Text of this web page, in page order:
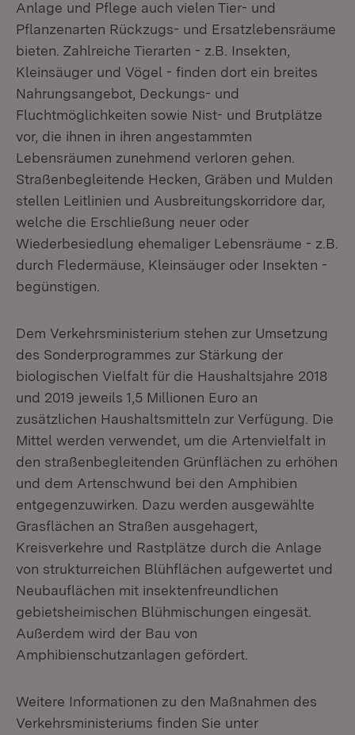
Anlage und Pflege auch vielen Tier- und
Pflanzenarten Rückzugs- und Ersatzlebensräume
bieten. Zahlreiche Tierarten - z.B. Insekten,
Kleinsäuger und Vögel - finden dort ein breites
Nahrungsangebot, Deckungs- und
Fluchtmöglichkeiten sowie Nist- und Brutplätze
vor, die ihnen in ihren angestammten
Lebensräumen zunehmend verloren gehen.
Straßenbegleitende Hecken, Gräben und Mulden
stellen Leitlinien und Ausbreitungskorridore dar,
welche die Erschließung neuer oder
Wiederbesiedlung ehemaliger Lebensräume - z.B.
durch Fledermäuse, Kleinsäuger oder Insekten -
begünstigen.
Dem Verkehrsministerium stehen zur Umsetzung
des Sonderprogrammes zur Stärkung der
biologischen Vielfalt für die Haushaltsjahre 2018
und 2019 jeweils 1,5 Millionen Euro an
zusätzlichen Haushaltsmitteln zur Verfügung. Die
Mittel werden verwendet, um die Artenvielfalt in
den straßenbegleitenden Grünflächen zu erhöhen
und dem Artenschwund bei den Amphibien
entgegenzuwirken. Dazu werden ausgewählte
Grasflächen an Straßen ausgehagert,
Kreisverkehre und Rastplätze durch die Anlage
von strukturreichen Blühflächen aufgewertet und
Neubauflächen mit insektenfreundlichen
gebietsheimischen Blühmischungen eingesät.
Außerdem wird der Bau von
Amphibienschutzanlagen gefördert.
Weitere Informationen zu den Maßnahmen des
Verkehrsministeriums finden Sie unter